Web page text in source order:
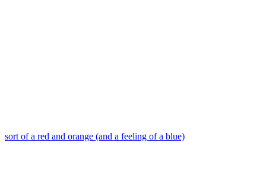
sort of a red and orange (and a feeling of a blue)